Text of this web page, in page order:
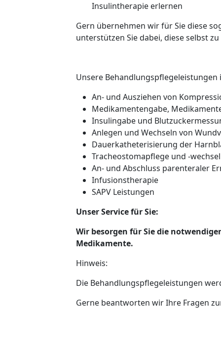
Insulintherapie erlernen
Gern übernehmen wir für Sie diese
unterstützen Sie dabei, diese selbst
Unsere Behandlungspflegeleistungen
An- und Ausziehen von
Medikamentengabe,
Insulingabe und
Anlegen und Wechseln von
Dauerkatheterisierung der
Tracheostomapflege und -wechsel
An- und Abschluss parenteraler
Infusionstherapie
SAPV Leistungen
Unser Service für Sie:
Wir besorgen für Sie die
Medikamente.
Hinweis:
Die Behandlungspflegeleistungen
Gerne beantworten wir Ihre Fragen